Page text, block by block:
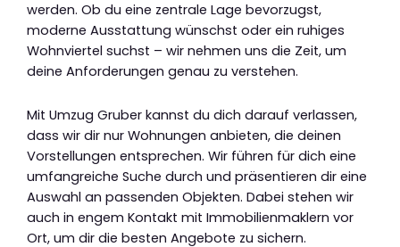
werden. Ob du eine zentrale Lage bevorzugst,
moderne Ausstattung wünschst oder ein ruhiges
Wohnviertel suchst – wir nehmen uns die Zeit, um
deine Anforderungen genau zu verstehen.
Mit Umzug Gruber kannst du dich darauf verlassen,
dass wir dir nur Wohnungen anbieten, die deinen
Vorstellungen entsprechen. Wir führen für dich eine
umfangreiche Suche durch und präsentieren dir eine
Auswahl an passenden Objekten. Dabei stehen wir
auch in engem Kontakt mit Immobilienmaklern vor
Ort, um dir die besten Angebote zu sichern.